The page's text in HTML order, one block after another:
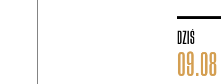
DZIŚ
09.08